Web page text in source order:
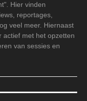
Hier vinden
reportages,
veel meer. Hiernaast
actief met het opzetten
van sessies en